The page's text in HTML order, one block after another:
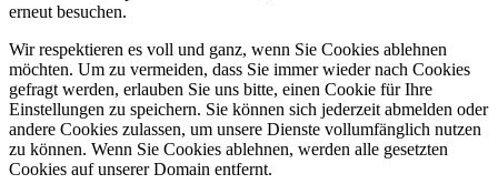
erneut besuchen.
Wir respektieren es voll und ganz, wenn Sie Cookies ablehnen
möchten. Um zu vermeiden, dass Sie immer wieder nach Cookies
gefragt werden, erlauben Sie uns bitte, einen Cookie für Ihre
Einstellungen zu speichern. Sie können sich jederzeit abmelden oder
andere Cookies zulassen, um unsere Dienste vollumfänglich nutzen
zu können. Wenn Sie Cookies ablehnen, werden alle gesetzten
Cookies auf unserer Domain entfernt.